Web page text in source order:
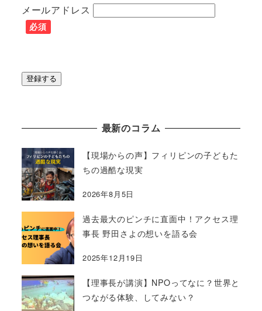
メールアドレス
必須
最新のコラム
【現場からの声】フィリピンの子どもた
ちの過酷な現実
2026年8月5日
過去最大のピンチに直面中！アクセス理
事長 野田さよの想いを語る会
2025年12月19日
【理事長が講演】NPOってなに？世界と
つながる体験、してみない？